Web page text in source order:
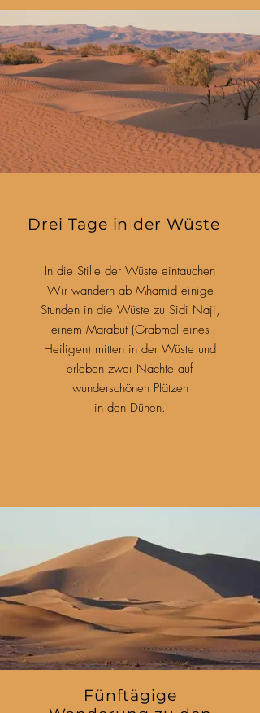
Drei Tage in der Wüste
In die Stille der Wüste eintauchen
Wir wandern ab Mhamid einige
Stunden in die Wüste zu Sidi Naji,
einem Marabut (Grabmal eines
Heiligen) mitten in der Wüste und
erleben zwei Nächte auf
wunderschönen Plätzen
in den Dünen.
Fünftägige